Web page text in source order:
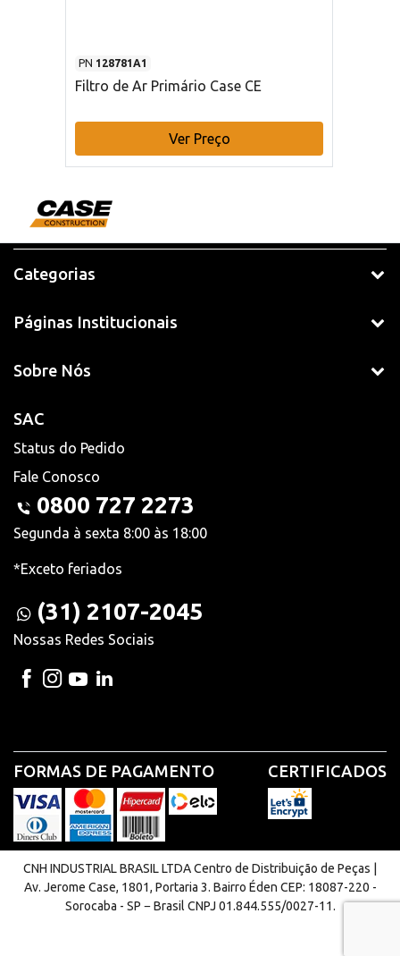
PN 128781A1
Filtro de Ar Primário Case CE
Ver Preço
Categorias
Páginas Institucionais
Sobre Nós
SAC
Status do Pedido
Fale Conosco
0800 727 2273
Segunda à sexta 8:00 às 18:00
*Exceto feriados
(31) 2107-2045
Nossas Redes Sociais
FORMAS DE PAGAMENTO CERTIFICADOS
CNH INDUSTRIAL BRASIL LTDA Centro de Distribuição de Peças |
Av. Jerome Case, 1801, Portaria 3. Bairro Éden CEP: 18087-220 -
Sorocaba - SP − Brasil CNPJ 01.844.555/0027-11.